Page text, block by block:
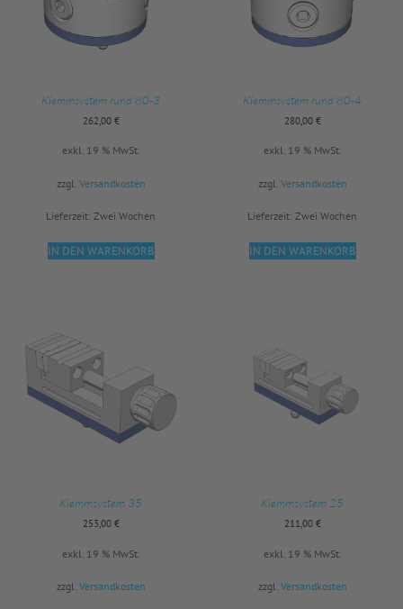
Klemmsystem rund 80-3
262,00 €
exkl. 19 % MwSt.
zzgl. Versandkosten
Lieferzeit: Zwei Wochen
IN DEN WARENKORB
Klemmsystem rund 80-4
280,00 €
exkl. 19 % MwSt.
zzgl. Versandkosten
Lieferzeit: Zwei Wochen
IN DEN WARENKORB
Klemmsystem 35
253,00 €
exkl. 19 % MwSt.
zzgl. Versandkosten
Klemmsystem 25
211,00 €
exkl. 19 % MwSt.
zzgl. Versandkosten